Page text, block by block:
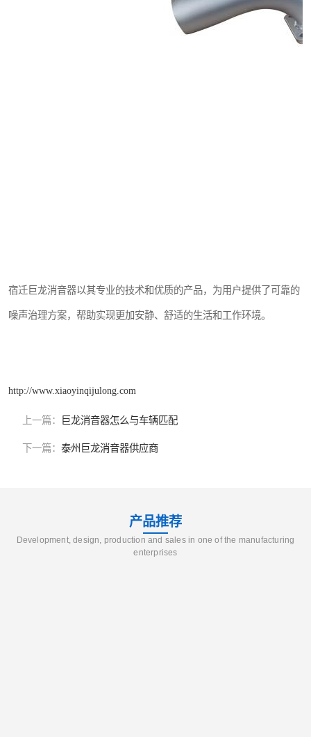
宿迁巨龙消音器以其专业的技术和优质的产品，为用户提供了可靠的
噪声治理方案，帮助实现更加安静、舒适的生活和工作环境。
http://www.xiaoyinqijulong.com
上一篇： 巨龙消音器怎么与车辆匹配
下一篇： 泰州巨龙消音器供应商
产品推荐
Development, design, production and sales in one of the manufacturing
enterprises